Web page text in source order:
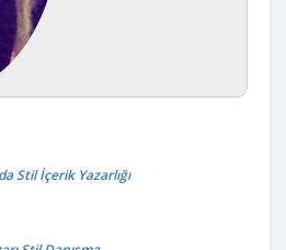
Stil İçerik Yazarlığı